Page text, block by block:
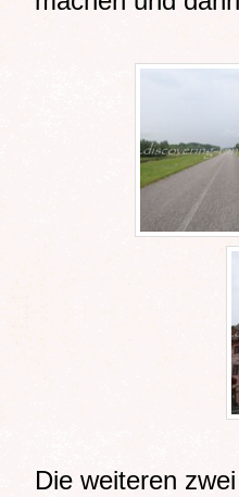
Die weiteren